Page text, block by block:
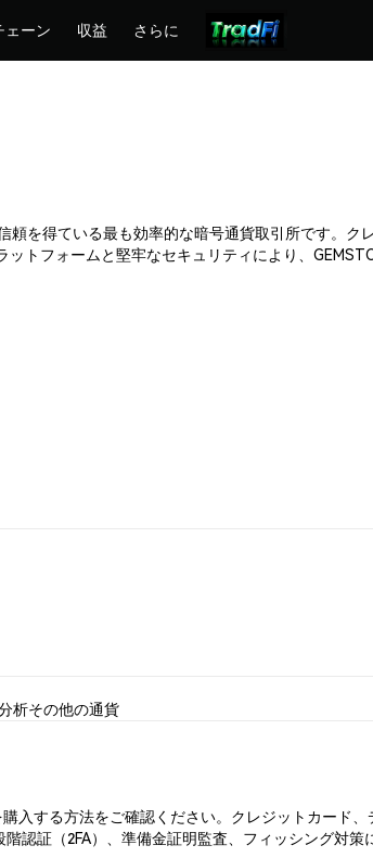
ェーン 収益 さらに
を得ている最も効率的な暗号通貨取引所です。
トフォームと堅牢なセキュリティにより、
析その他の通貨
入する方法をご確認ください。クレジットカード
認証（2FA）、準備金証明監査、フィッシング対